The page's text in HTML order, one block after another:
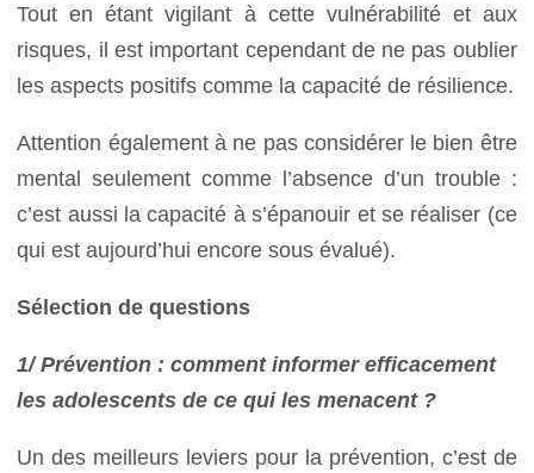
Tout en étant vigilant à cette vulnérabilité et aux
risques, il est important cependant de ne pas oublier
les aspects positifs comme la capacité de résilience.
Attention également à ne pas considérer le bien être
mental seulement comme l’absence d’un trouble :
c’est aussi la capacité à s’épanouir et se réaliser (ce
qui est aujourd’hui encore sous évalué).
Sélection de questions
1/ Prévention : comment informer efficacement
les adolescents de ce qui les menacent ?
Un des meilleurs leviers pour la prévention, c’est de